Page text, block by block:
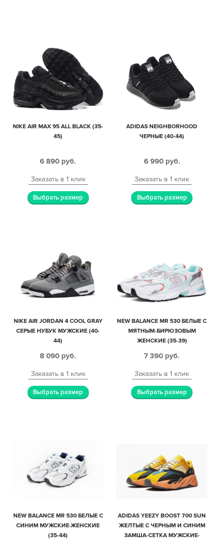
NIKE AIR MAX 95 ALL BLACK (35-
45)
6 890 руб.
Заказать в 1 клик
Выбрать размер
ADIDAS NEIGHBORHOOD
ЧЕРНЫЕ (40-44)
6 990 руб.
Заказать в 1 клик
Выбрать размер
NIKE AIR JORDAN 4 COOL GRAY
СЕРЫЕ НУБУК МУЖСКИЕ (40-
44)
8 090 руб.
Заказать в 1 клик
Выбрать размер
NEW BALANCE MR 530 БЕЛЫЕ С
МЯТНЫМ-БИРЮЗОВЫМ
ЖЕНСКИЕ (35-39)
7 390 руб.
Заказать в 1 клик
Выбрать размер
NEW BALANCE MR 530 БЕЛЫЕ С
СИНИМ МУЖСКИЕ-ЖЕНСКИЕ
(35-44)
ADIDAS YEEZY BOOST 700 SUN
ЖЕЛТЫЕ С ЧЕРНЫМ И СИНИМ
ЗАМША-СЕТКА МУЖСКИЕ-